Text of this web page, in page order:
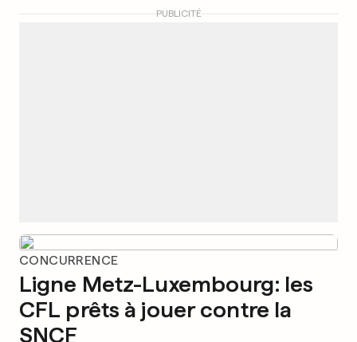
PUBLICITÉ
CONCURRENCE
Ligne Metz-Luxembourg: les
CFL prêts à jouer contre la
SNCF